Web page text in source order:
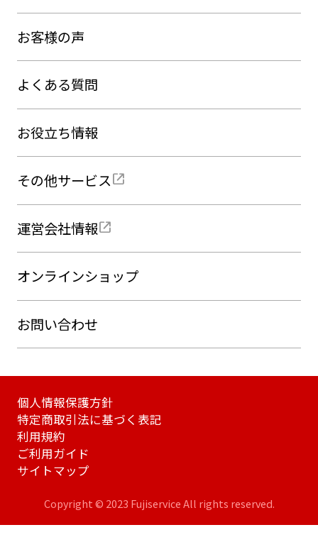
お客様の声
よくある質問
お役立ち情報
その他サービス
運営会社情報
オンラインショップ
お問い合わせ
個人情報保護方針
特定商取引法に基づく表記
利用規約
ご利用ガイド
サイトマップ
Copyright © 2023 Fujiservice All rights reserved.